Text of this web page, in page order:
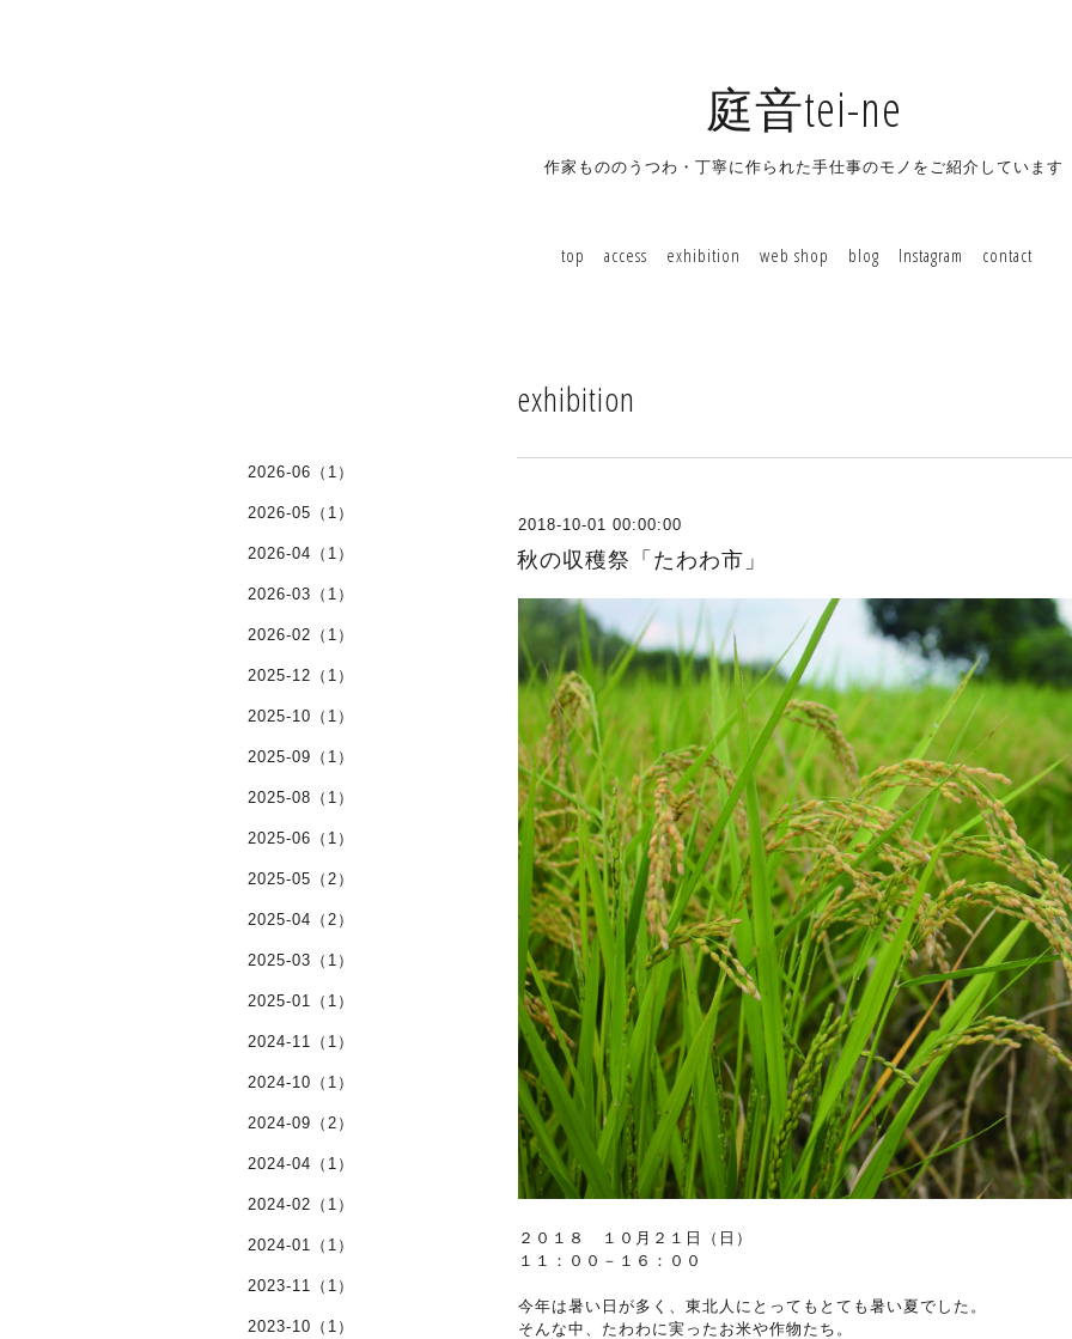
庭音tei-ne
作家もののうつわ・丁寧に作られた手仕事のモノをご紹介しています
top access exhibition web shop blog Instagram contact
exhibition
2018-10-01 00:00:00
秋の収穫祭「たわわ市」
２０１８ １０月２１日（日）
１１：００－１６：００
今年は暑い日が多く、東北人にとってもとても暑い夏でした。
そんな中、たわわに実ったお米や作物たち。
2026-06（1）
2026-05（1）
2026-04（1）
2026-03（1）
2026-02（1）
2025-12（1）
2025-10（1）
2025-09（1）
2025-08（1）
2025-06（1）
2025-05（2）
2025-04（2）
2025-03（1）
2025-01（1）
2024-11（1）
2024-10（1）
2024-09（2）
2024-04（1）
2024-02（1）
2024-01（1）
2023-11（1）
2023-10（1）